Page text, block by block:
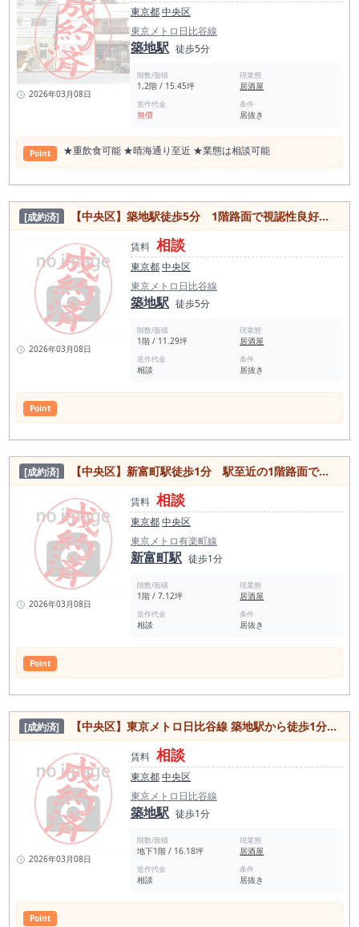
2026年03月08日
東京都中央区
東京メトロ日比谷線
築地駅 徒歩5分
階数/面積
1,2階 / 15.45坪
現業態
居酒屋
造作代金
無償
条件
居抜き
Point ★重飲⾷可能 ★晴海通り⾄近 ★業態は相談可能
[成約済] 【中央区】築地駅徒歩5分 1階路面で視認性良好◎居抜き物件
2026年03月08日
賃料 相談
東京都中央区
東京メトロ日比谷線
築地駅 徒歩5分
階数/面積
1階 / 11.29坪
現業態
居酒屋
造作代金
相談
条件
居抜き
Point
[成約済] 【中央区】新富町駅徒歩1分 駅至近の1階路面で視認性良好！集客力抜群エリア店舗
2026年03月08日
賃料 相談
東京都中央区
東京メトロ有楽町線
新富町駅 徒歩1分
階数/面積
1階 / 7.12坪
現業態
居酒屋
造作代金
相談
条件
居抜き
Point
[成約済] 【中央区】東京メトロ日比谷線 築地駅から徒歩1分の駅近！超好立地な居抜き物件
2026年03月08日
賃料 相談
東京都中央区
東京メトロ日比谷線
築地駅 徒歩1分
階数/面積
地下1階 / 16.18坪
現業態
居酒屋
造作代金
相談
条件
居抜き
Point